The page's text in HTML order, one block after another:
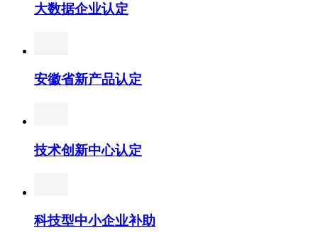
大数据企业认定
安徽省新产品认定
技术创新中心认定
科技型中小企业补助